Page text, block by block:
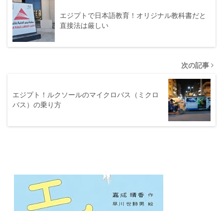
エジプトで日本語教育！オリジナル教科書だと
直接法は厳しい
次の記事
エジプト！ルクソールのマイクロバス（ミクロ
バス）の乗り方